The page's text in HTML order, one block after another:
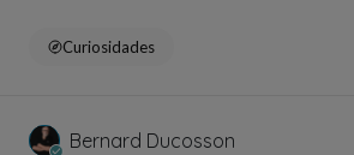
Curiosidades
Bernard Ducosson